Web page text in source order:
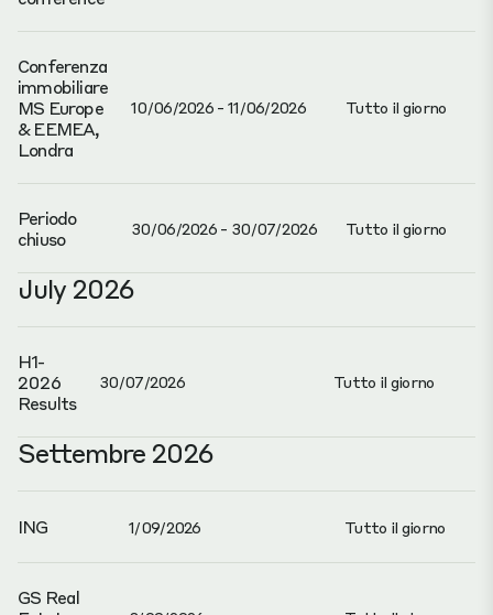
Conferenza
immobiliare
MS Europe
& EEMEA,
Londra
10/06/2026 - 11/06/2026 Tutto il giorno
Periodo
chiuso
30/06/2026 - 30/07/2026 Tutto il giorno
July 2026
H1-
2026
Results
30/07/2026 Tutto il giorno
Settembre 2026
ING 1/09/2026 Tutto il giorno
GS Real